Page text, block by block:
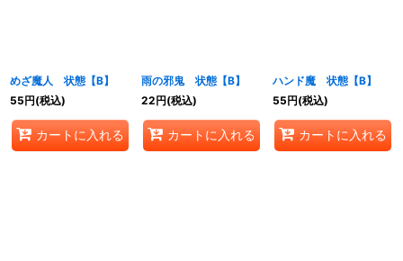
めざ魔人 状態【B】
55円(税込)
カートに入れる
雨の邪鬼 状態【B】
22円(税込)
カートに入れる
ハンド魔 状態【B】
55円(税込)
カートに入れる